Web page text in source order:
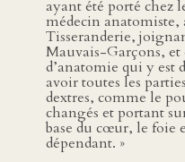
ayant été porté chez
médecin anatomiste,
Tisseranderie,
Mauvais-Garçons, et
d’anatomie qui y est
avoir toutes les
dextres, comme le
changés et portant
base du cœur, le foie
dépendant. »